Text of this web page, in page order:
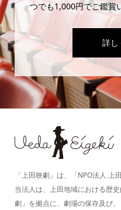
つでも1,000円でご鑑賞
詳し
「上田映劇」は、「NPO法人 上
当法人は、上田地域における歴
劇」を拠点に、劇場の保存及び